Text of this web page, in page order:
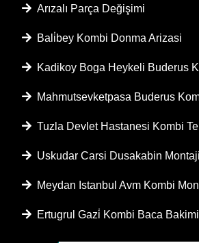
Arızalı Parça Değişimi
Bali̇bey Kombi Donma Arizasi
Kadikoy Boga Heykeli Buderus
Mahmutsevketpasa Buderus
Tuzla Devlet Hastanesi Kombi
Uskudar Carsi Dusakabin Montaji
Meydan Istanbul Avm Kombi
Ertugrul Gazi̇ Kombi Baca Bakimi